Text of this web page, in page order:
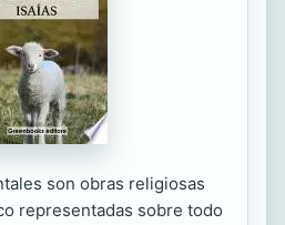
son obras religiosas
representadas sobre todo